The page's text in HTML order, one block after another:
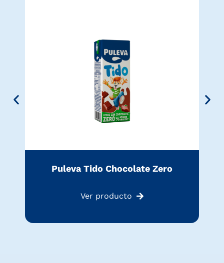
Puleva Tido Chocolate Zero
Ver producto